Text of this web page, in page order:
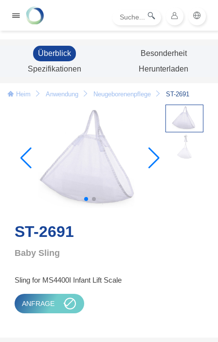
Überblick
Besonderheit
Spezifikationen
Herunterladen
Heim Anwendung Neugeborenenpflege ST-2691
ST-2691
Baby Sling
Sling for MS4400I Infant Lift Scale
ANFRAGE